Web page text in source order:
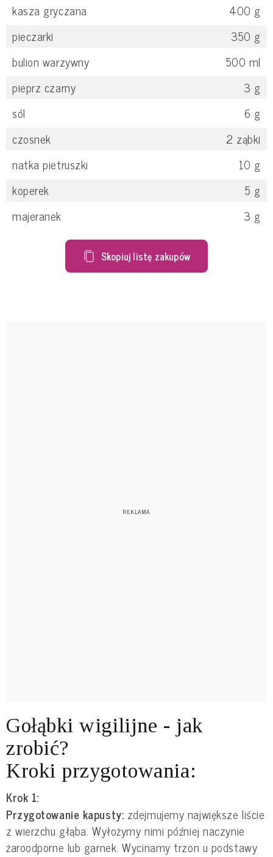
kasza gryczana
400 g
pieczarki
350 g
bulion warzywny
500 ml
pieprz czarny
3 g
sól
6 g
czosnek
2 ząbki
natka pietruszki
10 g
koperek
5 g
majeranek
3 g
Skopiuj listę zakupów
Gołąbki wigilijne - jak
zrobić?
Kroki przygotowania:
Krok 1:
Przygotowanie kapusty: zdejmujemy największe liście
z wierzchu głąba. Wyłożymy nimi później naczynie
żaroodporne lub garnek. Wycinamy trzon u podstawy